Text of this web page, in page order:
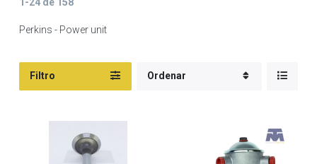
Perkins - Power unit
Filtro Ordenar